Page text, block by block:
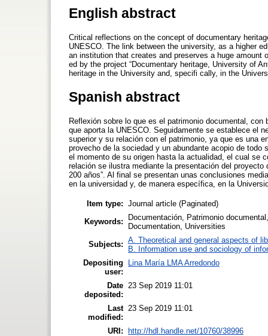
English abstract
Critical reflections on the concept of documentary
UNESCO. The link between the university, as a higher
an institution that creates and preserves a huge
ed by the project “Documentary heritage, University of
heritage in the University and, specifi cally, in the
Spanish abstract
Reflexión sobre lo que es el patrimonio documental,
que aporta la UNESCO. Seguidamente se establece el
superior y su relación con el patrimonio, ya que es una
provecho de la sociedad y un abundante acopio de
el momento de su origen hasta la actualidad, el cual se
relación se ilustra mediante la presentación del
200 años”. Al final se presentan unas conclusiones
en la universidad y, de manera específica, en la
Item type: Journal article (Paginated)
Keywords:
Documentación, Patrimonio
Documentation, Universities
Subjects: A. Theoretical and general aspects of
B. Information use and sociology of
Depositing
user:
Lina María LMA Arredondo
Date
deposited:
23 Sep 2019 11:01
Last
modified:
23 Sep 2019 11:01
URI: http://hdl.handle.net/10760/38996